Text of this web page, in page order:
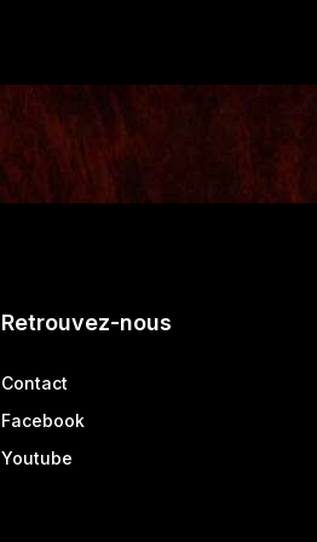
Retrouvez-nous
Contact
Facebook
Youtube